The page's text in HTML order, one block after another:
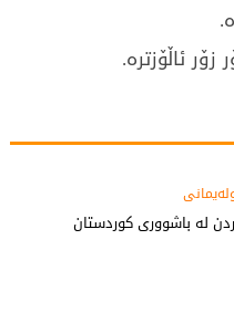
ئاڵۆزترە.
لە باشووری کوردستان